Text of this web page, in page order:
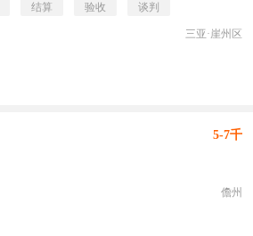
结算 验收 谈判
三亚·崖州区
5-7千
儋州